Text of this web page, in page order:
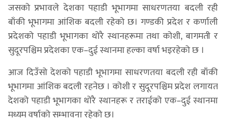
जसको प्रभावले देशका पहाडी भूभागमा साधरणतया बदली रही
बाँकी भूभागमा आंशिक बदली रहेको छ। गण्डकी प्रदेश र कर्णाली
प्रदेशको पहाडी भूभागका थोरै स्थानहरूमा तथा कोशी, बागमती र
सुदूरपश्चिम प्रदेशका एक–दुई स्थानमा हल्का वर्षा भइरहेको छ ।
आज दिउँसो देशको पहाडी भूभागमा साधरणतया बदली रही बाँकी
भूभागमा आंशिक बदली रहनेछ । कोशी र सुदूरपश्चिम प्रदेश लगायत
देशको पहाडी भूभागका थोरै स्थानहरू र तराईको एक–दुई स्थानमा
मध्यम वर्षाको सम्भावना रहेको छ।